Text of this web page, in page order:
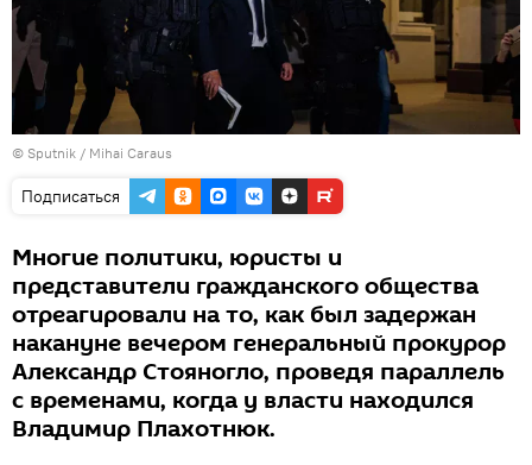
© Sputnik / Mihai Caraus
Подписаться
Многие политики, юристы и
представители гражданского общества
отреагировали на то, как был задержан
накануне вечером генеральный прокурор
Александр Стояногло, проведя параллель
с временами, когда у власти находился
Владимир Плахотнюк.